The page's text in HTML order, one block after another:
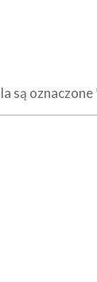
są oznaczone